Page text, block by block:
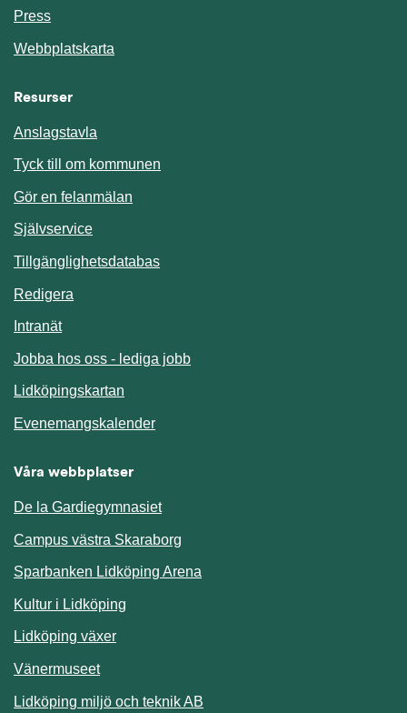
Press
Webbplatskarta
Resurser
Anslagstavla
Tyck till om kommunen
Gör en felanmälan
SjälvserviceLänk till annan webbplats.
TillgänglighetsdatabasLänk till annan webbplats.
Redigera
IntranätLänk till annan webbplats.
Jobba hos oss - lediga jobb
Lidköpingskartan
EvenemangskalenderLänk till annan webbplats.
Våra webbplatser
De la Gardiegymnasiet
Campus västra Skaraborg
Sparbanken Lidköping Arena
Kultur i Lidköping
Lidköping växer
Vänermuseet
Lidköping miljö och teknik AB